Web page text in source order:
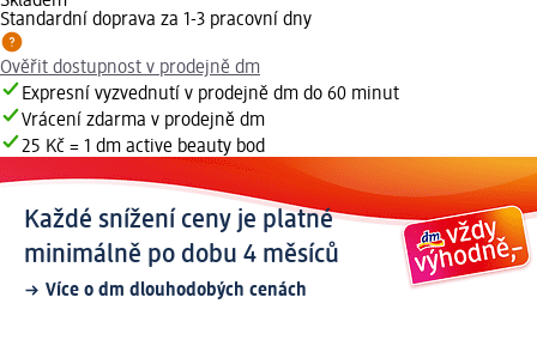
Standardní doprava za 1-3 pracovní dny
Ověřit dostupnost v prodejně dm
Expresní vyzvednutí v prodejně dm do 60 minut
Vrácení zdarma v prodejně dm
25 Kč = 1 dm active beauty bod
Každé snížení ceny je platné
minimálně po dobu 4 měsíců
Více o dm dlouhodobých cenách